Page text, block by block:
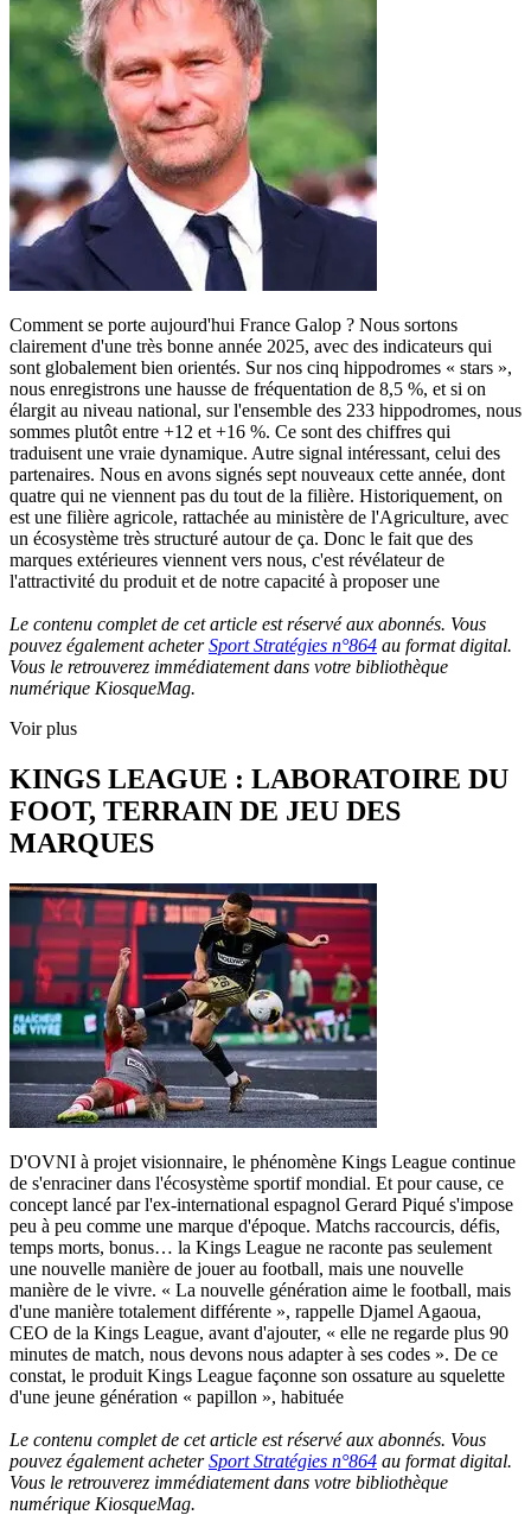
Comment se porte aujourd'hui France Galop ? Nous sortons
clairement d'une très bonne année 2025, avec des indicateurs qui
sont globalement bien orientés. Sur nos cinq hippodromes « stars »,
nous enregistrons une hausse de fréquentation de 8,5 %, et si on
élargit au niveau national, sur l'ensemble des 233 hippodromes, nous
sommes plutôt entre +12 et +16 %. Ce sont des chiffres qui
traduisent une vraie dynamique. Autre signal intéressant, celui des
partenaires. Nous en avons signés sept nouveaux cette année, dont
quatre qui ne viennent pas du tout de la filière. Historiquement, on
est une filière agricole, rattachée au ministère de l'Agriculture, avec
un écosystème très structuré autour de ça. Donc le fait que des
marques extérieures viennent vers nous, c'est révélateur de
l'attractivité du produit et de notre capacité à proposer une
Le contenu complet de cet article est réservé aux abonnés. Vous
pouvez également acheterSport Stratégies n°864 au format digital.
Vous le retrouverez immédiatement dans votre bibliothèque
numérique KiosqueMag.
Voir plus
KINGS LEAGUE : LABORATOIRE DU
FOOT, TERRAIN DE JEU DES
MARQUES
D'OVNI à projet visionnaire, le phénomène Kings League continue
de s'enraciner dans l'écosystème sportif mondial. Et pour cause, ce
concept lancé par l'ex-international espagnol Gerard Piqué s'impose
peu à peu comme une marque d'époque. Matchs raccourcis, défis,
temps morts, bonus… la Kings League ne raconte pas seulement
une nouvelle manière de jouer au football, mais une nouvelle
manière de le vivre. « La nouvelle génération aime le football, mais
d'une manière totalement différente », rappelle Djamel Agaoua,
CEO de la Kings League, avant d'ajouter, « elle ne regarde plus 90
minutes de match, nous devons nous adapter à ses codes ». De ce
constat, le produit Kings League façonne son ossature au squelette
d'une jeune génération « papillon », habituée
Le contenu complet de cet article est réservé aux abonnés. Vous
pouvez également acheterSport Stratégies n°864 au format digital.
Vous le retrouverez immédiatement dans votre bibliothèque
numérique KiosqueMag.